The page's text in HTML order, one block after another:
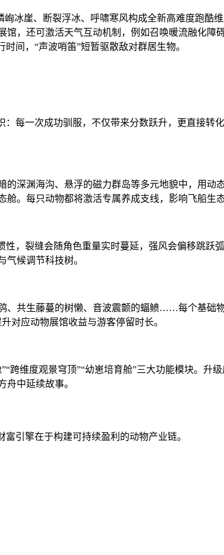
冰崖、断裂浮冰、呼啸寒风构成全新高难度跑酷
，还可激活天气互动机制，例如召唤暖流融化
间，“声波哨笛”短暂驱散敌对群居生物。
：每一次成功驯服，不仅带来分数跃升，更直接
的深渊海沟、悬浮的磁力群岛等多元地貌中，用
。每只动物都将激活专属养成支线，影响飞船生
，裂缝会随角色重量实时蔓延，强风会偏移跳跃
候调节科技树。
、共生藤蔓的树懒、音波震颤的蝠鲼……每个基础
对应动物展馆收益与游客停留时长。
跨维度观景穹顶”“幼崽培育舱”三大功能模块。升
舟中延续故事。
引擎在于构建可持续盈利的动物产业链。